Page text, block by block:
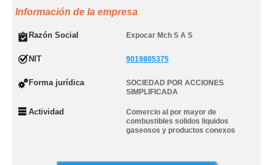
Información de la empresa
Razón Social Expocar Mch S A S
NIT 9019805375
Forma jurídica
SOCIEDAD POR ACCIONES
SIMPLIFICADA
Actividad
Comercio al por mayor de
combustibles solidos liquidos
gaseosos y productos conexos